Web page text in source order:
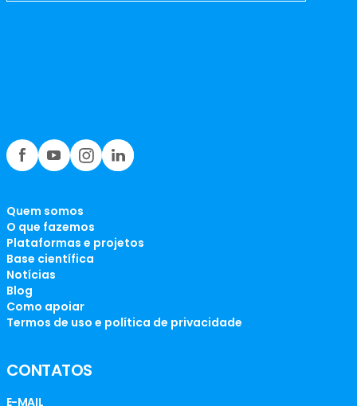
Quem somos
O que fazemos
Plataformas e projetos
Base científica
Notícias
Blog
Como apoiar
Termos de uso e política de privacidade
CONTATOS
E-MAIL